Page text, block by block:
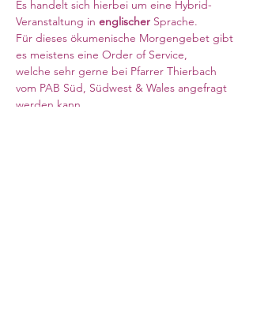
Es handelt sich hierbei um eine Hybrid-
Veranstaltung in englischer Sprache.
Für dieses ökumenische Morgengebet gibt
es meistens eine Order of Service,
welche sehr gerne bei Pfarrer Thierbach
vom PAB Süd, Südwest & Wales angefragt
werden kann.